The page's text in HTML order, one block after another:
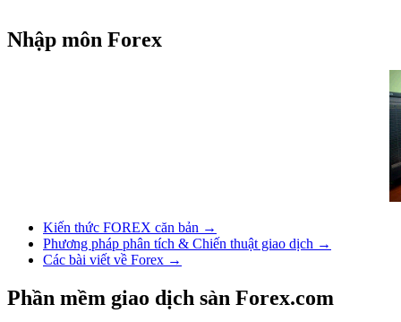
Nhập môn Forex
Kiến thức FOREX căn bản →
Phương pháp phân tích & Chiến thuật giao dịch →
Các bài viết về Forex →
Phần mềm giao dịch sàn Forex.com